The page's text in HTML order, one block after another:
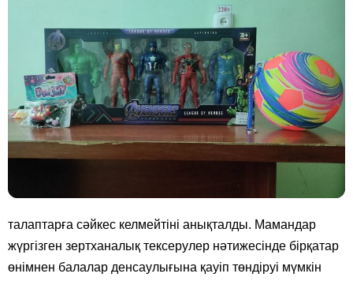
талаптарға сәйкес келмейтіні анықталды. Мамандар
жүргізген зертханалық тексерулер нәтижесінде бірқатар
өнімнен балалар денсаулығына қауіп төндіруі мүмкін